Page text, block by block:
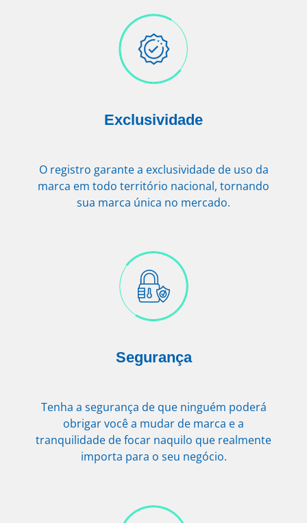
Exclusividade
O registro garante a exclusividade de uso da
marca em todo território nacional, tornando
sua marca única no mercado.
Segurança
Tenha a segurança de que ninguém poderá
obrigar você a mudar de marca e a
tranquilidade de focar naquilo que realmente
importa para o seu negócio.